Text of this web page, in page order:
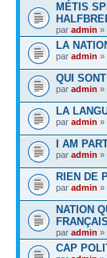
MÉTIS
par admin »
LA
par admin »
QUI
par admin »
LA
par admin »
I AM
par admin »
RIEN DE
par admin »
NATION
par admin »
CAP